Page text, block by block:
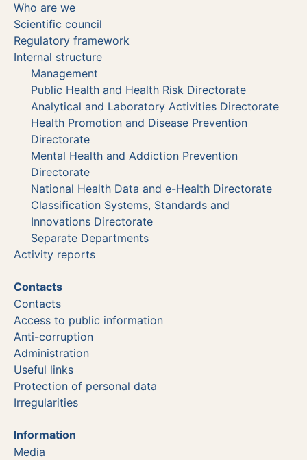
Who are we
Scientific council
Regulatory framework
Internal structure
Management
Public Health and Health Risk Directorate
Analytical and Laboratory Activities Directorate
Health Promotion and Disease Prevention
Directorate
Mental Health and Addiction Prevention
Directorate
National Health Data and e-Health Directorate
Classification Systems, Standards and
Innovations Directorate
Separate Departments
Activity reports
Contacts
Contacts
Access to public information
Anti-corruption
Administration
Useful links
Protection of personal data
Irregularities
Information
Media